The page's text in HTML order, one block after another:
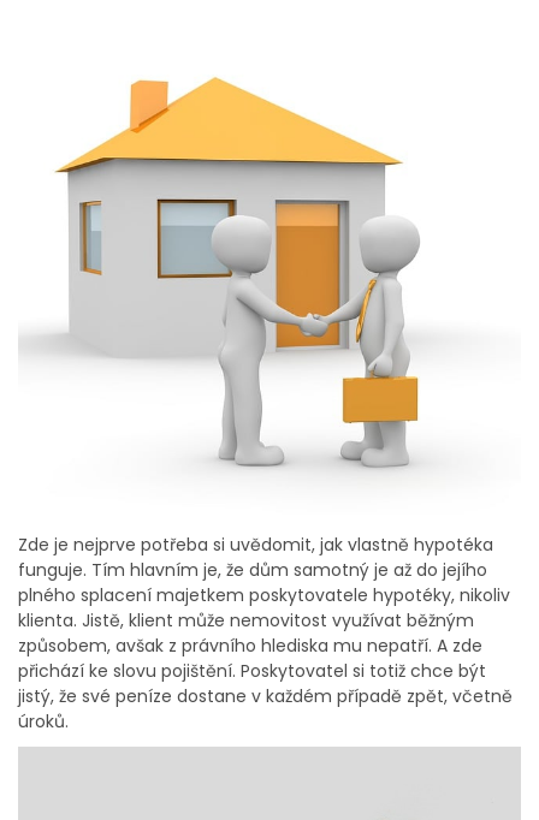
Zde je nejprve potřeba si uvědomit, jak vlastně hypotéka
funguje. Tím hlavním je, že dům samotný je až do jejího
plného splacení majetkem poskytovatele hypotéky, nikoliv
klienta. Jistě, klient může nemovitost využívat běžným
způsobem, avšak z právního hlediska mu nepatří. A zde
přichází ke slovu pojištění. Poskytovatel si totiž chce být
jistý, že své peníze dostane v každém případě zpět, včetně
úroků.